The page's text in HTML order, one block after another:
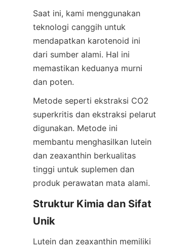
Saat ini, kami menggunakan
teknologi canggih untuk
mendapatkan karotenoid ini
dari sumber alami. Hal ini
memastikan keduanya murni
dan poten.
Metode seperti ekstraksi CO2
superkritis dan ekstraksi pelarut
digunakan. Metode ini
membantu menghasilkan lutein
dan zeaxanthin berkualitas
tinggi untuk suplemen dan
produk perawatan mata alami.
Struktur Kimia dan Sifat
Unik
Lutein dan zeaxanthin memiliki